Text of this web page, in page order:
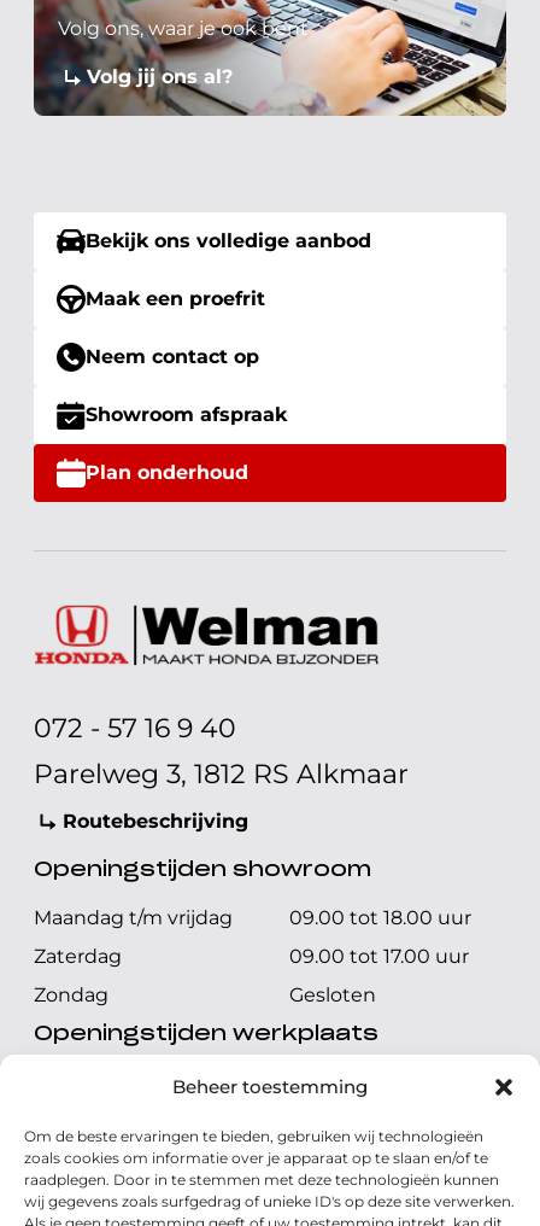
Beheer toestemming
Om de beste ervaringen te bieden, gebruiken wij technologieën
zoals cookies om informatie over je apparaat op te slaan en/of te
raadplegen. Door in te stemmen met deze technologieën kunnen
wij gegevens zoals surfgedrag of unieke ID's op deze site verwerken.
Volg ons, waar je ook bent
Volg jij ons al?
Bekijk ons volledige aanbod
Maak een proefrit
Neem contact op
Showroom afspraak
Plan onderhoud
072 - 57 16 9 40
Parelweg 3, 1812 RS Alkmaar
Routebeschrijving
Openingstijden showroom
Maandag t/m vrijdag
09.00 tot 18.00 uur
Zaterdag
09.00 tot 17.00 uur
Zondag
Gesloten
Openingstijden werkplaats
Maandag t/m vrijdag
08.00 tot 17.00 uur
Zondag
Gesloten
Volg ons